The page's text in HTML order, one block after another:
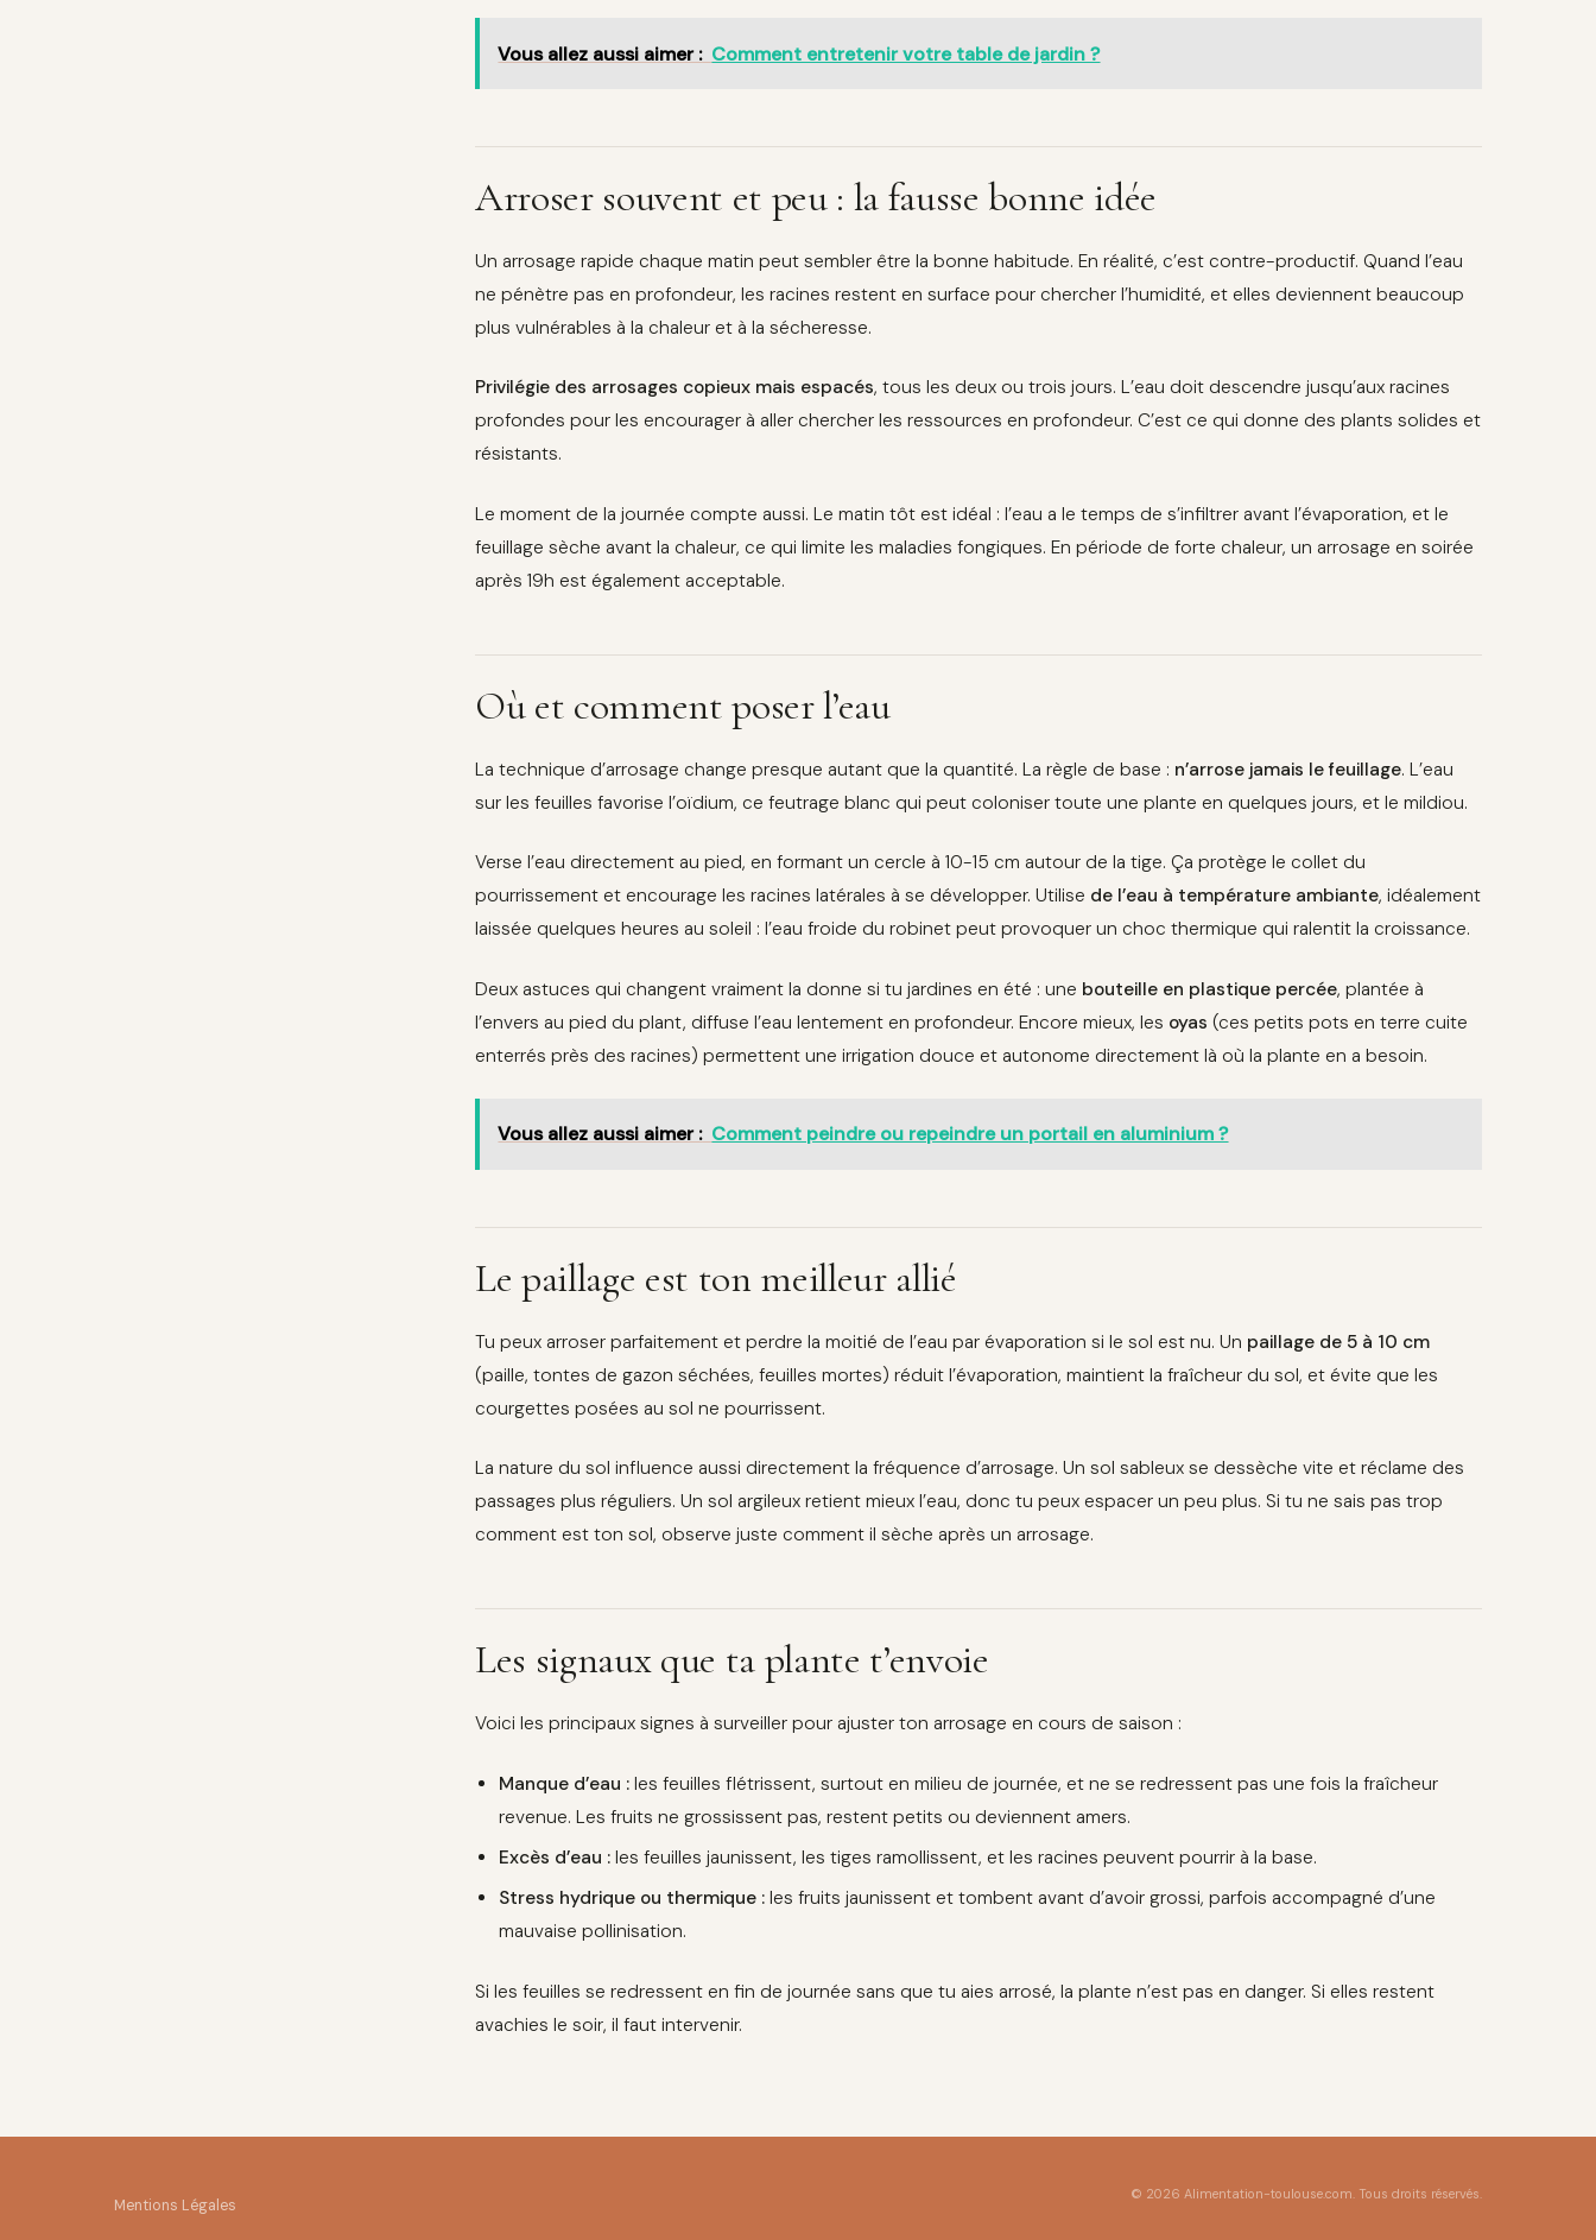
Vous allez aussi aimer : Comment entretenir votre table de jardin ?
Arroser souvent et peu : la fausse bonne idée
Un arrosage rapide chaque matin peut sembler être la bonne habitude. En réalité, c’est contre-productif. Quand l’eau
ne pénètre pas en profondeur, les racines restent en surface pour chercher l’humidité, et elles deviennent beaucoup
plus vulnérables à la chaleur et à la sécheresse.
Privilégie des arrosages copieux mais espacés, tous les deux ou trois jours. L’eau doit descendre jusqu’aux racines
profondes pour les encourager à aller chercher les ressources en profondeur. C’est ce qui donne des plants solides et
résistants.
Le moment de la journée compte aussi. Le matin tôt est idéal : l’eau a le temps de s’infiltrer avant l’évaporation, et le
feuillage sèche avant la chaleur, ce qui limite les maladies fongiques. En période de forte chaleur, un arrosage en soirée
après 19h est également acceptable.
Où et comment poser l’eau
La technique d’arrosage change presque autant que la quantité. La règle de base : n’arrose jamais le feuillage. L’eau
sur les feuilles favorise l’oïdium, ce feutrage blanc qui peut coloniser toute une plante en quelques jours, et le mildiou.
Verse l’eau directement au pied, en formant un cercle à 10-15 cm autour de la tige. Ça protège le collet du
pourrissement et encourage les racines latérales à se développer. Utilise de l’eau à température ambiante, idéalement
laissée quelques heures au soleil : l’eau froide du robinet peut provoquer un choc thermique qui ralentit la croissance.
Deux astuces qui changent vraiment la donne si tu jardines en été : une bouteille en plastique percée, plantée à
l’envers au pied du plant, diffuse l’eau lentement en profondeur. Encore mieux, les oyas (ces petits pots en terre cuite
enterrés près des racines) permettent une irrigation douce et autonome directement là où la plante en a besoin.
Vous allez aussi aimer : Comment peindre ou repeindre un portail en aluminium ?
Le paillage est ton meilleur allié
Tu peux arroser parfaitement et perdre la moitié de l’eau par évaporation si le sol est nu. Un paillage de 5 à 10 cm
(paille, tontes de gazon séchées, feuilles mortes) réduit l’évaporation, maintient la fraîcheur du sol, et évite que les
courgettes posées au sol ne pourrissent.
La nature du sol influence aussi directement la fréquence d’arrosage. Un sol sableux se dessèche vite et réclame des
passages plus réguliers. Un sol argileux retient mieux l’eau, donc tu peux espacer un peu plus. Si tu ne sais pas trop
comment est ton sol, observe juste comment il sèche après un arrosage.
Les signaux que ta plante t’envoie
Voici les principaux signes à surveiller pour ajuster ton arrosage en cours de saison :
Manque d’eau : les feuilles flétrissent, surtout en milieu de journée, et ne se redressent pas une fois la fraîcheur
revenue. Les fruits ne grossissent pas, restent petits ou deviennent amers.
Excès d’eau : les feuilles jaunissent, les tiges ramollissent, et les racines peuvent pourrir à la base.
Stress hydrique ou thermique : les fruits jaunissent et tombent avant d’avoir grossi, parfois accompagné d’une
mauvaise pollinisation.
Si les feuilles se redressent en fin de journée sans que tu aies arrosé, la plante n’est pas en danger. Si elles restent
avachies le soir, il faut intervenir.
Mentions Légales
© 2026 Alimentation-toulouse.com. Tous droits réservés.